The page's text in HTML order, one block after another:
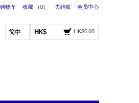
购物车 收藏 （0） 去结账 会员中心
HK$0.00
HK$